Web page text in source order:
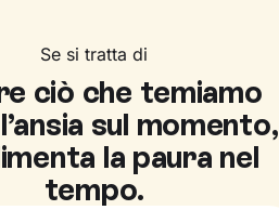
Se si tratta di
ciò che temiamo
sul momento,
la paura nel
tempo.